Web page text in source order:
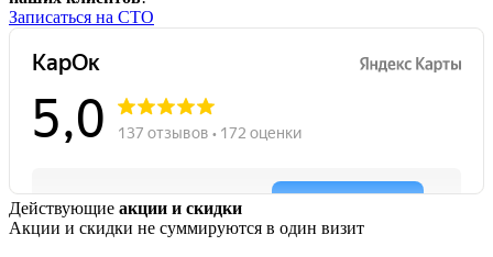
Записаться на СТО
Действующие акции и скидки
Акции и скидки не суммируются в один визит